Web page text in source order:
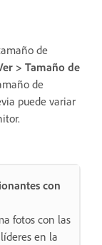
de
> Tamaño de
de
puede variar
con
fotos con las
en la